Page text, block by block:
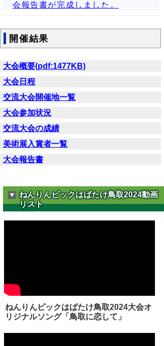
会報告書が完成しました。
開催結果
大会概要(pdf:1477KB)
大会日程
交流大会開催地一覧
大会参加状況
交流大会の成績
美術展入賞者一覧
大会報告書
ねんりんピックはばたけ鳥取2024動画
リスト
ねんりんピックはばたけ鳥取2024大会オ
リジナルソング「鳥取に恋して」